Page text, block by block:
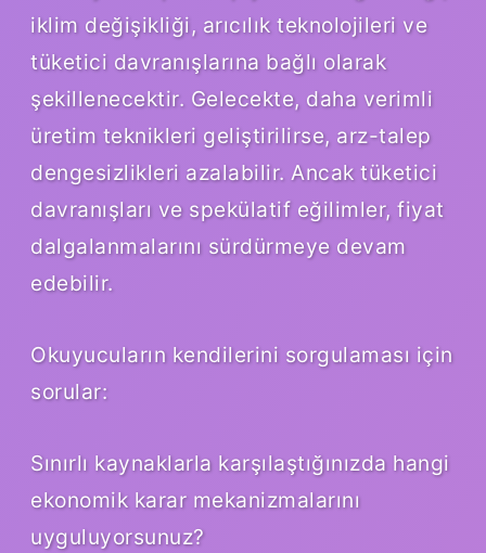
iklim değişikliği, arıcılık teknolojileri ve
tüketici davranışlarına bağlı olarak
şekillenecektir. Gelecekte, daha verimli
üretim teknikleri geliştirilirse, arz-talep
dengesizlikleri azalabilir. Ancak tüketici
davranışları ve spekülatif eğilimler, fiyat
dalgalanmalarını sürdürmeye devam
edebilir.
Okuyucuların kendilerini sorgulaması için
sorular:
Sınırlı kaynaklarla karşılaştığınızda hangi
ekonomik karar mekanizmalarını
uyguluyorsunuz?